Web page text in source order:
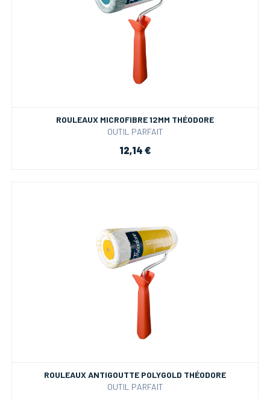
ROULEAUX MICROFIBRE 12MM THÉODORE
OUTIL PARFAIT
12,14 €
ROULEAUX ANTIGOUTTE POLYGOLD THÉODORE
OUTIL PARFAIT